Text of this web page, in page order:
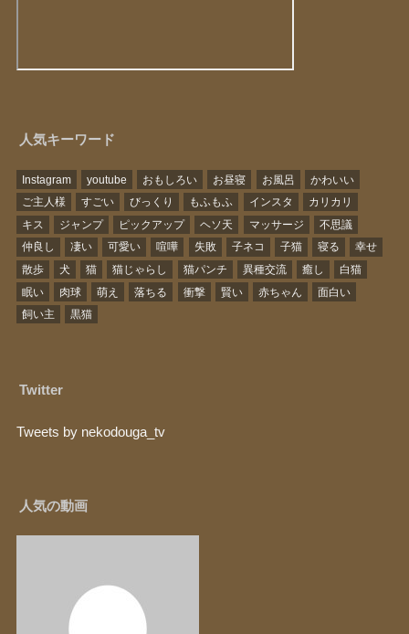
人気キーワード
Instagram youtube おもしろい お昼寝 お風呂
かわいい
ご主人様
すごい びっくり もふもふ インスタ
カリカリ
キス
ジャンプ ピックアップ ヘソ天 マッサージ
不思議
仲良し
凄い 可愛い 喧嘩 失敗 子ネコ 子猫 寝る
幸せ
散歩
犬 猫 猫じゃらし 猫パンチ 異種交流 癒し
白猫
眠い
肉球 萌え 落ちる 衝撃 賢い 赤ちゃん
面白い
飼い主
黒猫
Twitter
Tweets by nekodouga_tv
人気の動画